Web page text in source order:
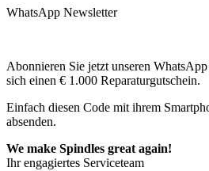
WhatsApp Newsletter
Abonnieren Sie jetzt unseren
sich einen € 1.000 Reparaturgutschein.
Einfach diesen Code mit ihrem
absenden.
We make Spindles great again!
Ihr engagiertes Serviceteam